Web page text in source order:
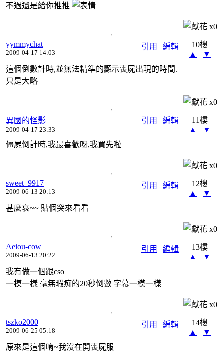
不過還是給你推推
x0
引用 | 編輯
yymmychat
2009-04-17 14:03
10樓
▲
▼
這個倒數計時,並無法精準的顯示喪屍出現的時間.
只是大略
x0
引用 | 編輯
異國的怪影
2009-04-17 23:33
11樓
▲
▼
僵屍倒計時,我最喜歡呀,我買先啦
x0
引用 | 編輯
sweet_9917
2009-06-13 20:13
12樓
▲
▼
甚麼哀~~ 貼個突來看看
x0
引用 | 編輯
Aeiou-cow
2009-06-13 20:22
13樓
▲
▼
我有做一個跟cso
一模一樣 毫無瑕痴的20秒倒數 字幕一模一樣
x0
引用 | 編輯
tszko2000
2009-06-25 05:18
14樓
▲
▼
原來是這個唷~我沒在開喪屍服